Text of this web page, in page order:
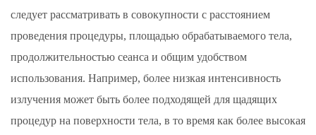
следует рассматривать в совокупности с расстоянием
проведения процедуры, площадью обрабатываемого тела,
продолжительностью сеанса и общим удобством
использования. Например, более низкая интенсивность
излучения может быть более подходящей для щадящих
процедур на поверхности тела, в то время как более высокая